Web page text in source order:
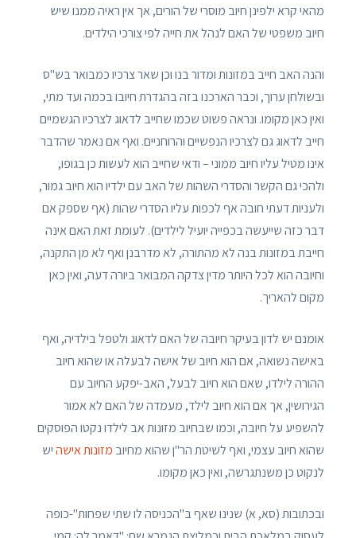
מהאי קרא ילפינן חיוב מוסרי של הורים, אך אין ראיה ממנו שיש
חיוב משפטי של האם לנהל את חייה לפי צורכי הילדים.
והנה האב חייב במזונות ומדור בנו וכן שאר צרכיו כמבואר בש"ס
ובשולחן ערוך, וכבר הארכנו בזה בהגדרת חיובו בכמה ועד מתי,
ואין כאן מקומו. ונראה פשוט שכמו שחייב לדאוג לצרכיו הגשמיים
חייב לדאוג גם לצרכיו הנפשיים והרוחניים. ואף אם נאמר שהדבר
אינו מטיל עליו חיוב ממוני – ודאי שחייב הוא לעשות כן בגופו,
ולהכי גם הקשר והסדרי השהות של האב עם ילדיו הוא חיוב גמור,
ולעניות דעתי חובה אף לכפות עליו הסדרי שהות (אף שספק אם
דבר כזה שייעשה בכפייה יועיל לילדים). לעומת זאת האם אינה
חייבת במזונות בנה לא מהתורה, לא מדרבנן ואף לא מן התקנה,
וחיובה הוא לכל היותר מדין צדקה המבואר ביורה דעה, ואין כאן
מקום להאריך.
אומנם יש לדון בעיקר חיובה של האם לדאוג ולטפל בילדיה, ואף
באישה נשואה, אם הוא חיוב של אישה לבעלה או שהוא חיוב
ההורה לילדו, שאם הוא חיוב לבעל, האב-יפקע החיוב עם
הגירושין, אך אם הוא חיוב לילד, מעמדה של האם לא אמור
להשפיע על חיובה, וכמו שבחיוב מזונות אב לילדו נקטו הפוסקים
שהוא חיוב עצמי, ואף לשיטת הר"ן שהוא מחיוב מזונות אישהיש
לנקוט כן משנתגרשה, ואין כאן מקומו.
ובכתובות (סא, א) שנינו שאף ב"הכניסה לו שתי שפחות"-כופה